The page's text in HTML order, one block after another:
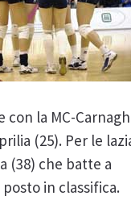
la MC-
(25). Per le
(38) che batte a
in classifica.